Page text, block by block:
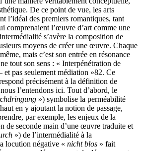
De ce point de vue, les arts
l’idéal des premiers romantiques, tant
comprenaient l’œuvre d’art comme une
s’avère la composition de
moyens de créer une œuvre. Chaque
mais c’est son entrée en résonance
tout son sens : « Interpénétration de
et pas seulement médiation »82. Ce
précisément à la définition de
l’entendons ici. Tout d’abord, le
») symbolise la perméabilité
en y ajoutant la notion de passage,
par exemple, les enjeux de la
de seconde main d’une œuvre traduite et
») de l’intermédialité à la
locution négative « nicht blos » fait